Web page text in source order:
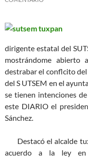
dirigente estatal del
mostrándome abierto
destrabar el conflcito
del S UTSEM en el
se tienen intenciones
este DIARIO el
Sánchez.
Destacó el alcalde
acuerdo a la ley